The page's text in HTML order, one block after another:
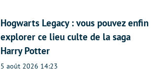
Hogwarts Legacy : vous pouvez enfin
explorer ce lieu culte de la saga
Harry Potter
5 août 2026 14:23